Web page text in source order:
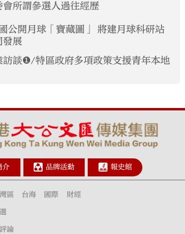
會所謂參選人過往經歷
公開月球「寶藏圖」 將建月球科研站
發展
訪談❶/特區政府多項政策支援青年本地
介 品牌活動 報史館
區 台海 國際 財經
論